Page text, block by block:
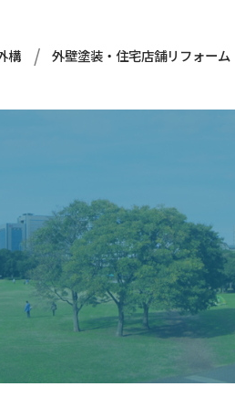
構 外壁塗装・住宅店舗リフォーム